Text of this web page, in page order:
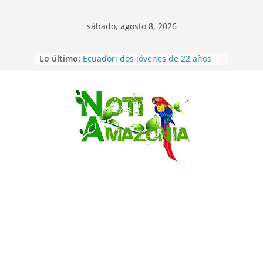
Saltar
sábado, agosto 8, 2026
Lo último: Napo: presunto sicariato en cantón
desaparecidos fueron encontrados
muertos en Puerto lopez
Sentencian a 34 años de prisión a
implicados en caso de Alison,
oriunda de Tena
Vozinha, el arquero sensación de
cabo Verde, ya llegó para